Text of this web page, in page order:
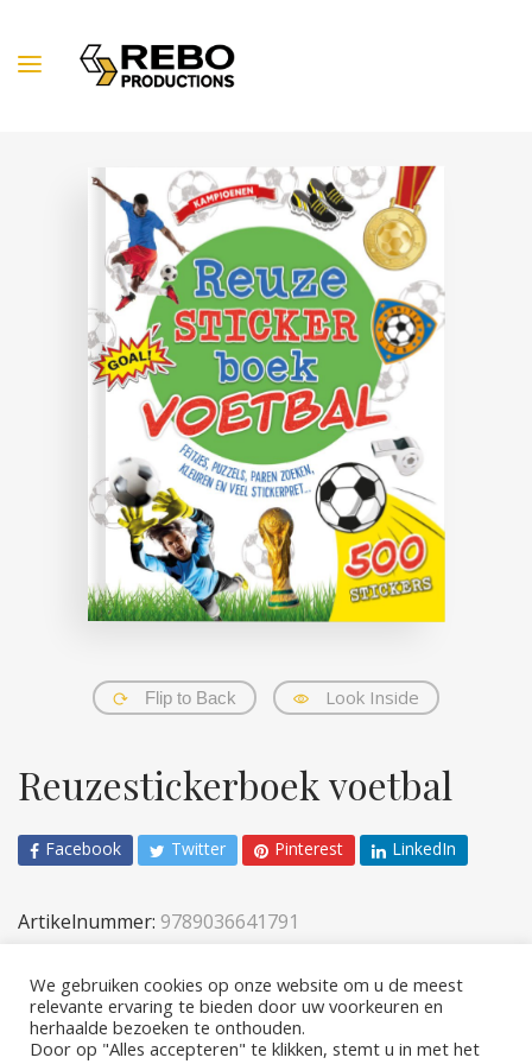
Flip to Back Look Inside
Reuzestickerboek voetbal
Facebook Twitter Pinterest LinkedIn
Artikelnummer: 9789036641791
We gebruiken cookies op onze website om u de meest
relevante ervaring te bieden door uw voorkeuren en
herhaalde bezoeken te onthouden.
Door op "Alles accepteren" te klikken, stemt u in met het